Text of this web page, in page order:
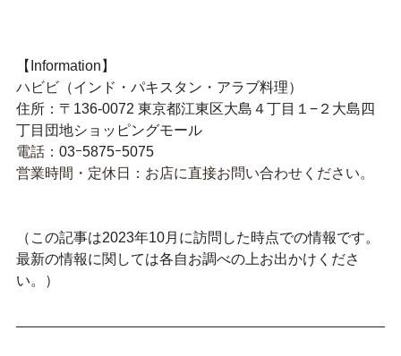
【Information】
ハビビ （インド・パキスタン・アラブ料理）
住所：〒136-0072 東京都江東区大島４丁目１−２大島四
丁目団地ショッピングモール
電話： 03ｰ5875ｰ5075
営業時間・定休日：お店に直接お問い合わせください。
（この記事は2023年10月に訪問した時点での情報です。
最新の情報に関しては各自お調べの上お出かけくださ
い。）